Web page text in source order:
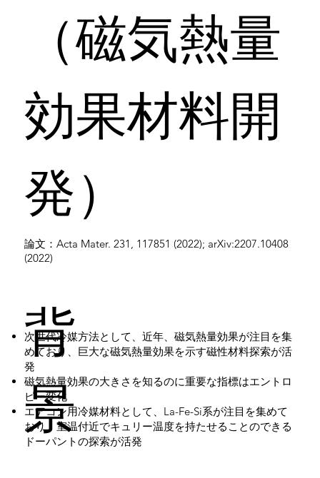
（磁気熱量
効果材料開
発）
次世代冷媒方法として、近年、磁気熱量効果が注目を集
めており、巨大な磁気熱量効果を示す磁性材料探索が活
発
磁気熱量効果の大きさを知るのに重要な指標はエントロ
ピー変化
エアコン用冷媒材料として、La-Fe-Si系が注目を集めて
おり、室温付近でキュリー温度を持たせることのできる
ドーパントの探索が活発
背
景
論文：Acta Mater. 231, 117851 (2022); arXiv:2207.10408
(2022)